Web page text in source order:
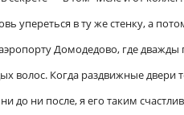
упереться в ту же стенку, а
Домодедово, где
волос. Когда раздвижные
до ни после, я его таким